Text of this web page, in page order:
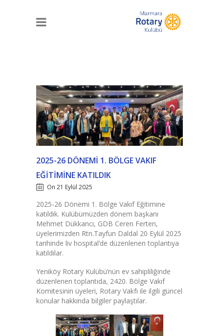
2025-26 DÖNEMI 1. BÖLGE VAKIF
EĞITIMINE KATILDIK
On 21 Eylül 2025
2025-26 Dönemi 1. Bölge Vakıf Eğitimine
katıldık. Kulübümüzden dönem başkanı
Mehmet Dükkancı, GDB Ceren Ferten,
üyelerimizden Rtn.Tayfun Daldal 20 Eylül 2025
tarihinde liv hospital’de düzenlenen toplantıya
katıldılar.
Yeniköy Rotary Kulübü’nün ev sahipliliğinde
düzenlenen toplantıda, 2420. Bölge Vakıf
Komitesinin üyeleri, Rotary Vakfı ile ilgili güncel
konular hakkında bilgiler paylaştılar.